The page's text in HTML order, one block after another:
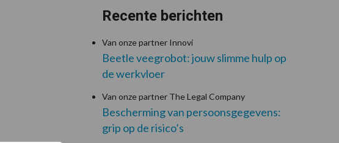
Recente berichten
Van onze partner Innovi
Beetle veegrobot: jouw slimme hulp op
de werkvloer
Van onze partner The Legal Company
Bescherming van persoonsgegevens:
grip op de risico’s